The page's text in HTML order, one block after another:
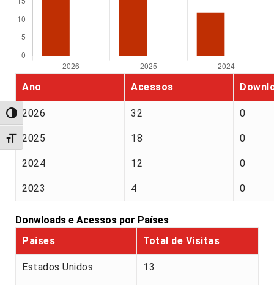
Alternar alto contraste
Alternar tamanho da fonte
Ano Acessos
2026 32 0
2025 18 0
2024 12 0
2023 4 0
Donwloads e Acessos por Países
Países
Total de Visitas
Estados Unidos 13